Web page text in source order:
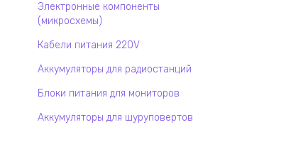
Электронные компоненты
(микросхемы)
Кабели питания 220V
Аккумуляторы для радиостанций
Блоки питания для мониторов
Аккумуляторы для шуруповертов